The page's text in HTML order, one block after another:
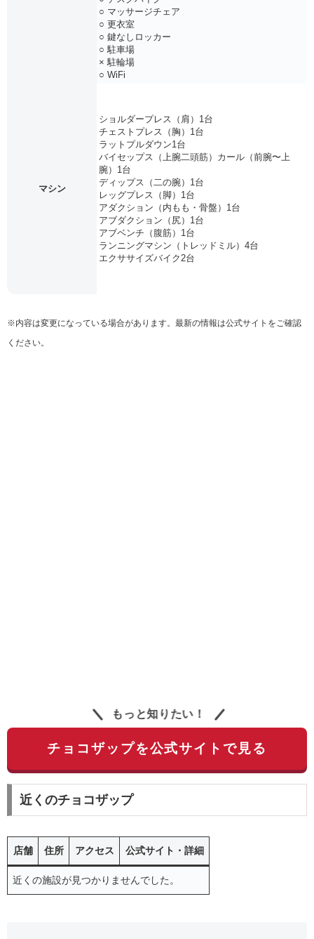
○ マッサージチェア
○ 更衣室
○ 鍵なしロッカー
○ 駐車場
× 駐輪場
○ WiFi
マシン
ショルダープレス（肩）1台
チェストプレス（胸）1台
ラットプルダウン1台
バイセップス（上腕二頭筋）カール（前腕〜上
腕）1台
ディップス（二の腕）1台
レッグプレス（脚）1台
アダクション（内もも・骨盤）1台
アブダクション（尻）1台
アブベンチ（腹筋）1台
ランニングマシン（トレッドミル）4台
エクササイズバイク2台
※内容は変更になっている場合があります。最新の情報は公式サイトをご確認
ください。
もっと知りたい！
チョコザップを公式サイトで見る
近くのチョコザップ
店舗 住所 アクセス 公式サイト・詳細
近くの施設が見つかりませんでした。